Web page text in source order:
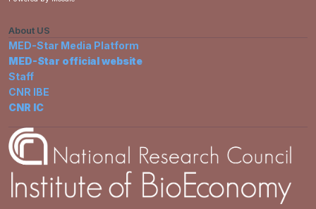
About US
MED-Star Media Platform
MED-Star official website
Staff
CNR IBE
CNR IC